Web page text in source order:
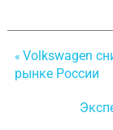
« Volkswagen
рынке России